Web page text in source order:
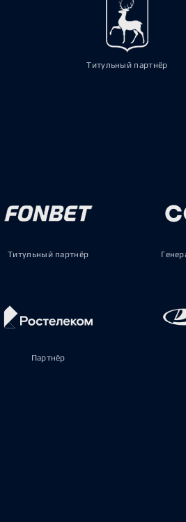
Титульный партнёр
Титульный партнёр
Партнёр